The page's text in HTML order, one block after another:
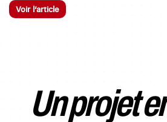
Voir l’article
Un projet